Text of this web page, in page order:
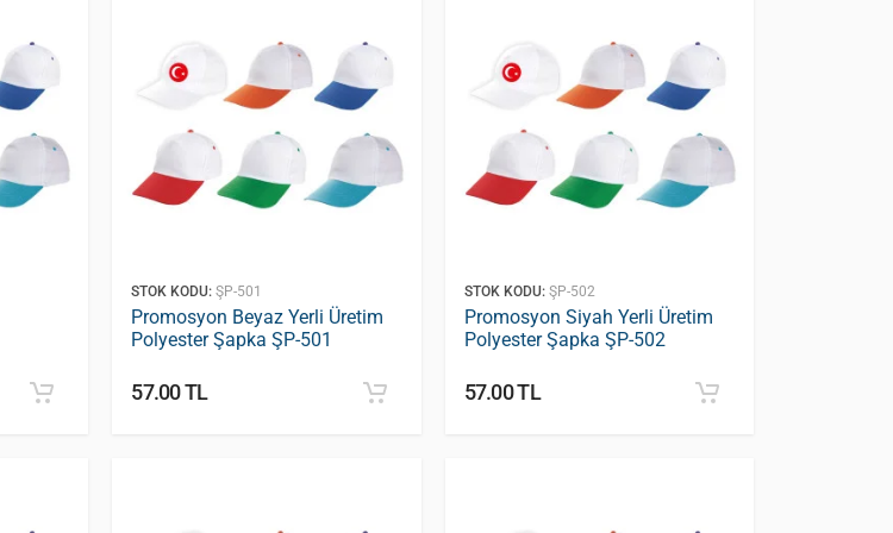
STOK KODU: ŞP-501
Promosyon Beyaz Yerli Üretim
Polyester Şapka ŞP-501
57.00 TL
STOK KODU:ŞP-502
Promosyon Siyah Yerli Üretim
Polyester Şapka ŞP-502
57.00 TL